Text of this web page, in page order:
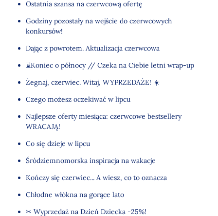
Ostatnia szansa na czerwcową ofertę
Godziny pozostały na wejście do czerwcowych
konkursów!
Dając z powrotem. Aktualizacja czerwcowa
⌛Koniec o północy // Czeka na Ciebie letni wrap-up
Żegnaj, czerwiec. Witaj, WYPRZEDAŻE! ☀️
Czego możesz oczekiwać w lipcu
Najlepsze oferty miesiąca: czerwcowe bestsellery
WRACAJĄ!
Co się dzieje w lipcu
Śródziemnomorska inspiracja na wakacje
Kończy się czerwiec... A wiesz, co to oznacza
Chłodne włókna na gorące lato
✂ Wyprzedaż na Dzień Dziecka -25%!